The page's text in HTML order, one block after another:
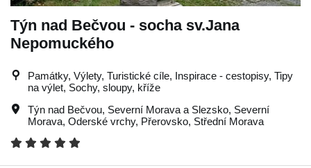
Týn nad Bečvou - socha sv.Jana
Nepomuckého
Památky, Výlety, Turistické cíle, Inspirace - cestopisy, Tipy
na výlet, Sochy, sloupy, kříže
Týn nad Bečvou, Severní Morava a Slezsko, Severní
Morava, Oderské vrchy, Přerovsko, Střední Morava